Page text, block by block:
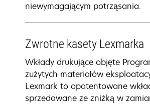
niewymagającym potrząsania.
Zwrotne kasety Lexmarka
Wkłady drukujące objęte
zużytych materiałów
Lexmark to opatentowane
sprzedawane ze zniżką w